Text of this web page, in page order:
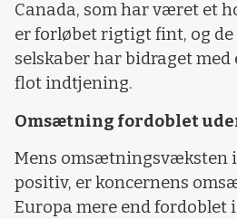
Canada, som har været et
er forløbet rigtigt fint, og
selskaber har bidraget
flot indtjening.
Omsætning fordoblet
Mens omsætningsvæksten
positiv, er koncernens
Europa mere end fordoblet i